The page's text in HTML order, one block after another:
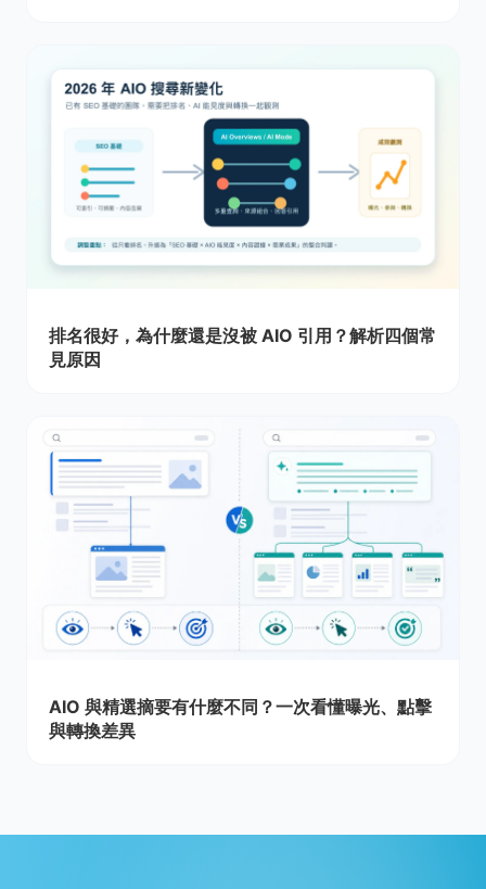
排名很好，為什麼還是沒被 AIO 引用？解析四個常
見原因
AIO 與精選摘要有什麼不同？一次看懂曝光、點擊
與轉換差異